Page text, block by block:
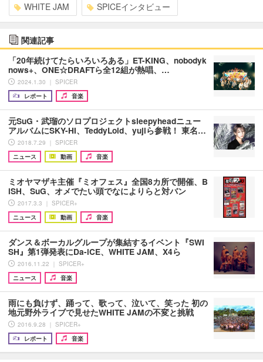
WHITE JAM SPICEインタビュー
関連記事
「20年続けてたらいろいろある」ET-KING、nobodyk
nows+、ONE☆DRAFTら全12組が熱唱、…
2024.1.30 ｜ SPICER
レポート
音楽
元SuG・武瑠のソロプロジェクトsleepyheadニュー
アルバムにSKY-HI、TeddyLoid、yujiら参戦！ 東名…
2018.7.29 ｜ SPICER
ニュース
動画 音楽
ミオヤマザキ主催『ミオフェス』全国8カ所で開催、B
iSH、SuG、オメでたい頭でなによりらと対バン
2017.3.3 ｜ SPICER+
ニュース
動画 音楽
ダンス＆ボーカルグループが集結するイベント『SWI
SH』第1弾発表にDa-iCE、WHITE JAM、X4ら
2016.11.22 ｜ SPICER+
ニュース
音楽
雨にも負けず、踊って、歌って、泣いて、笑った 初の
地元野外ライブで見せたWHITE JAMの不変と挑戦
2016.9.28 ｜ SPICER+
レポート
音楽